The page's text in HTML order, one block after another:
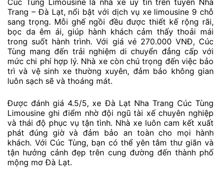
Trang – Đà Lạt, nổi bật với dịch vụ xe limousine 9 chỗ
sang trọng. Mỗi ghế ngồi đều được thiết kế rộng rãi,
bọc da êm ái, giúp hành khách cảm thấy thoải mái
trong suốt hành trình. Với giá vé 270.000 VNĐ, Cúc
Tùng mang đến trải nghiệm di chuyển đẳng cấp với
mức chi phí hợp lý. Nhà xe còn chú trọng đến việc bảo
trì và vệ sinh xe thường xuyên, đảm bảo không gian
luôn sạch sẽ và thoáng mát.
Được đánh giá 4.5/5, xe Đà Lạt Nha Trang Cúc Tùng
Limousine ghi điểm nhờ đội ngũ tài xế chuyên nghiệp
và thái độ phục vụ tận tình. Nhà xe luôn cam kết xuất
phát đúng giờ và đảm bảo an toàn cho mọi hành
khách. Với Cúc Tùng, bạn có thể yên tâm thư giãn và
tận hưởng cảnh đẹp trên cung đường đến thành phố
mộng mơ Đà Lạt.